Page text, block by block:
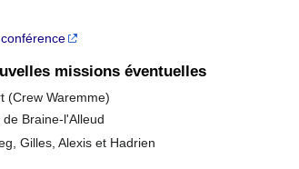
missions éventuelles
(Crew Waremme)
Braine-l'Alleud
Gilles, Alexis et Hadrien